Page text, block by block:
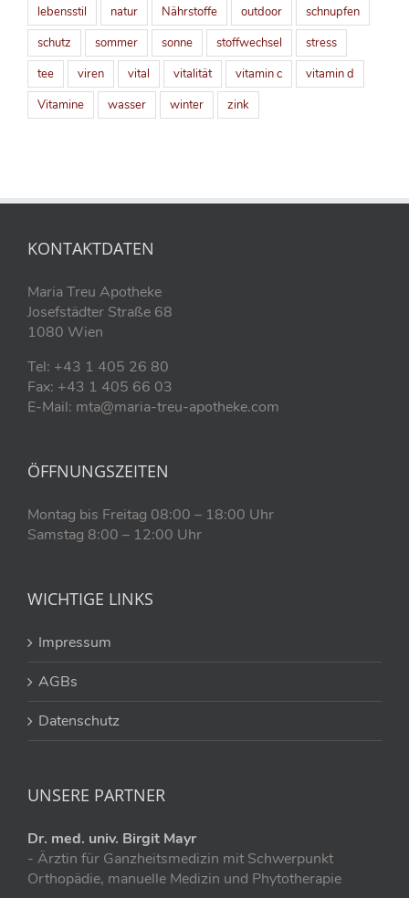
lebensstil
natur Nährstoffe outdoor
schnupfen
schutz
sommer sonne stoffwechsel
stress
tee
viren vital vitalität vitamin c
vitamin d
Vitamine
wasser winter zink
KONTAKTDATEN
Maria Treu Apotheke
Josefstädter Straße 68
1080 Wien
Tel: +43 1 405 26 80
Fax: +43 1 405 66 03
E-Mail: mta@maria-treu-apotheke.com
ÖFFNUNGSZEITEN
Montag bis Freitag 08:00 – 18:00 Uhr
Samstag 8:00 – 12:00 Uhr
WICHTIGE LINKS
Impressum
AGBs
Datenschutz
UNSERE PARTNER
Dr. med. univ. Birgit Mayr
- Ärztin für Ganzheitsmedizin mit Schwerpunkt
Orthopädie, manuelle Medizin und Phytotherapie